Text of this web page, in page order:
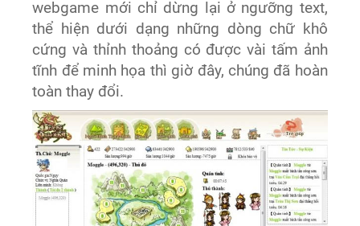
webgame mới chỉ dừng lại ở ngưỡng text,
thể hiện dưới dạng những dòng chữ khô
cứng và thỉnh thoảng có được vài tấm ảnh
tĩnh để minh họa thì giờ đây, chúng đã hoàn
toàn thay đổi.